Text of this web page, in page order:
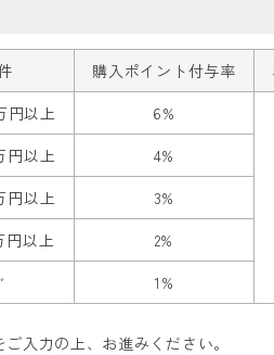
購入ポイント付与率
円以上 6%
円以上
4%
円以上
3%
円以上
2%
1%
入力の上、お進みください。